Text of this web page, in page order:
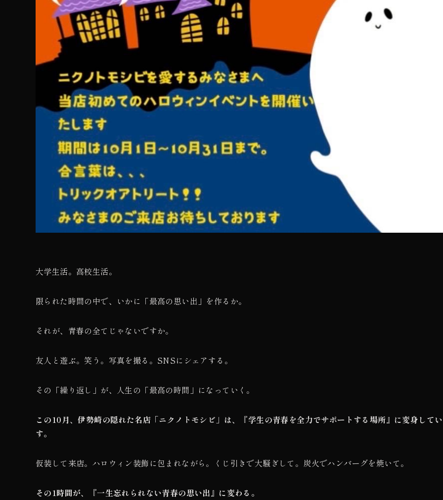
大学生活。高校生活。
限られた時間の中で、いかに「最高の思い出」を作るか。
それが、青春の全てじゃないですか。
友人と遊ぶ。笑う。写真を撮る。SNSにシェアする。
その「繰り返し」が、人生の「最高の時間」になっていく。
この10月、伊勢崎の隠れた名店「ニクノトモシビ」は、『学生の青春を全力でサポートする場所』に変身して
す。
仮装して来店。ハロウィン装飾に包まれながら。くじ引きで大騒ぎして。炭火でハンバーグを焼いて。
その1時間が、『一生忘れられない青春の思い出』に変わる。